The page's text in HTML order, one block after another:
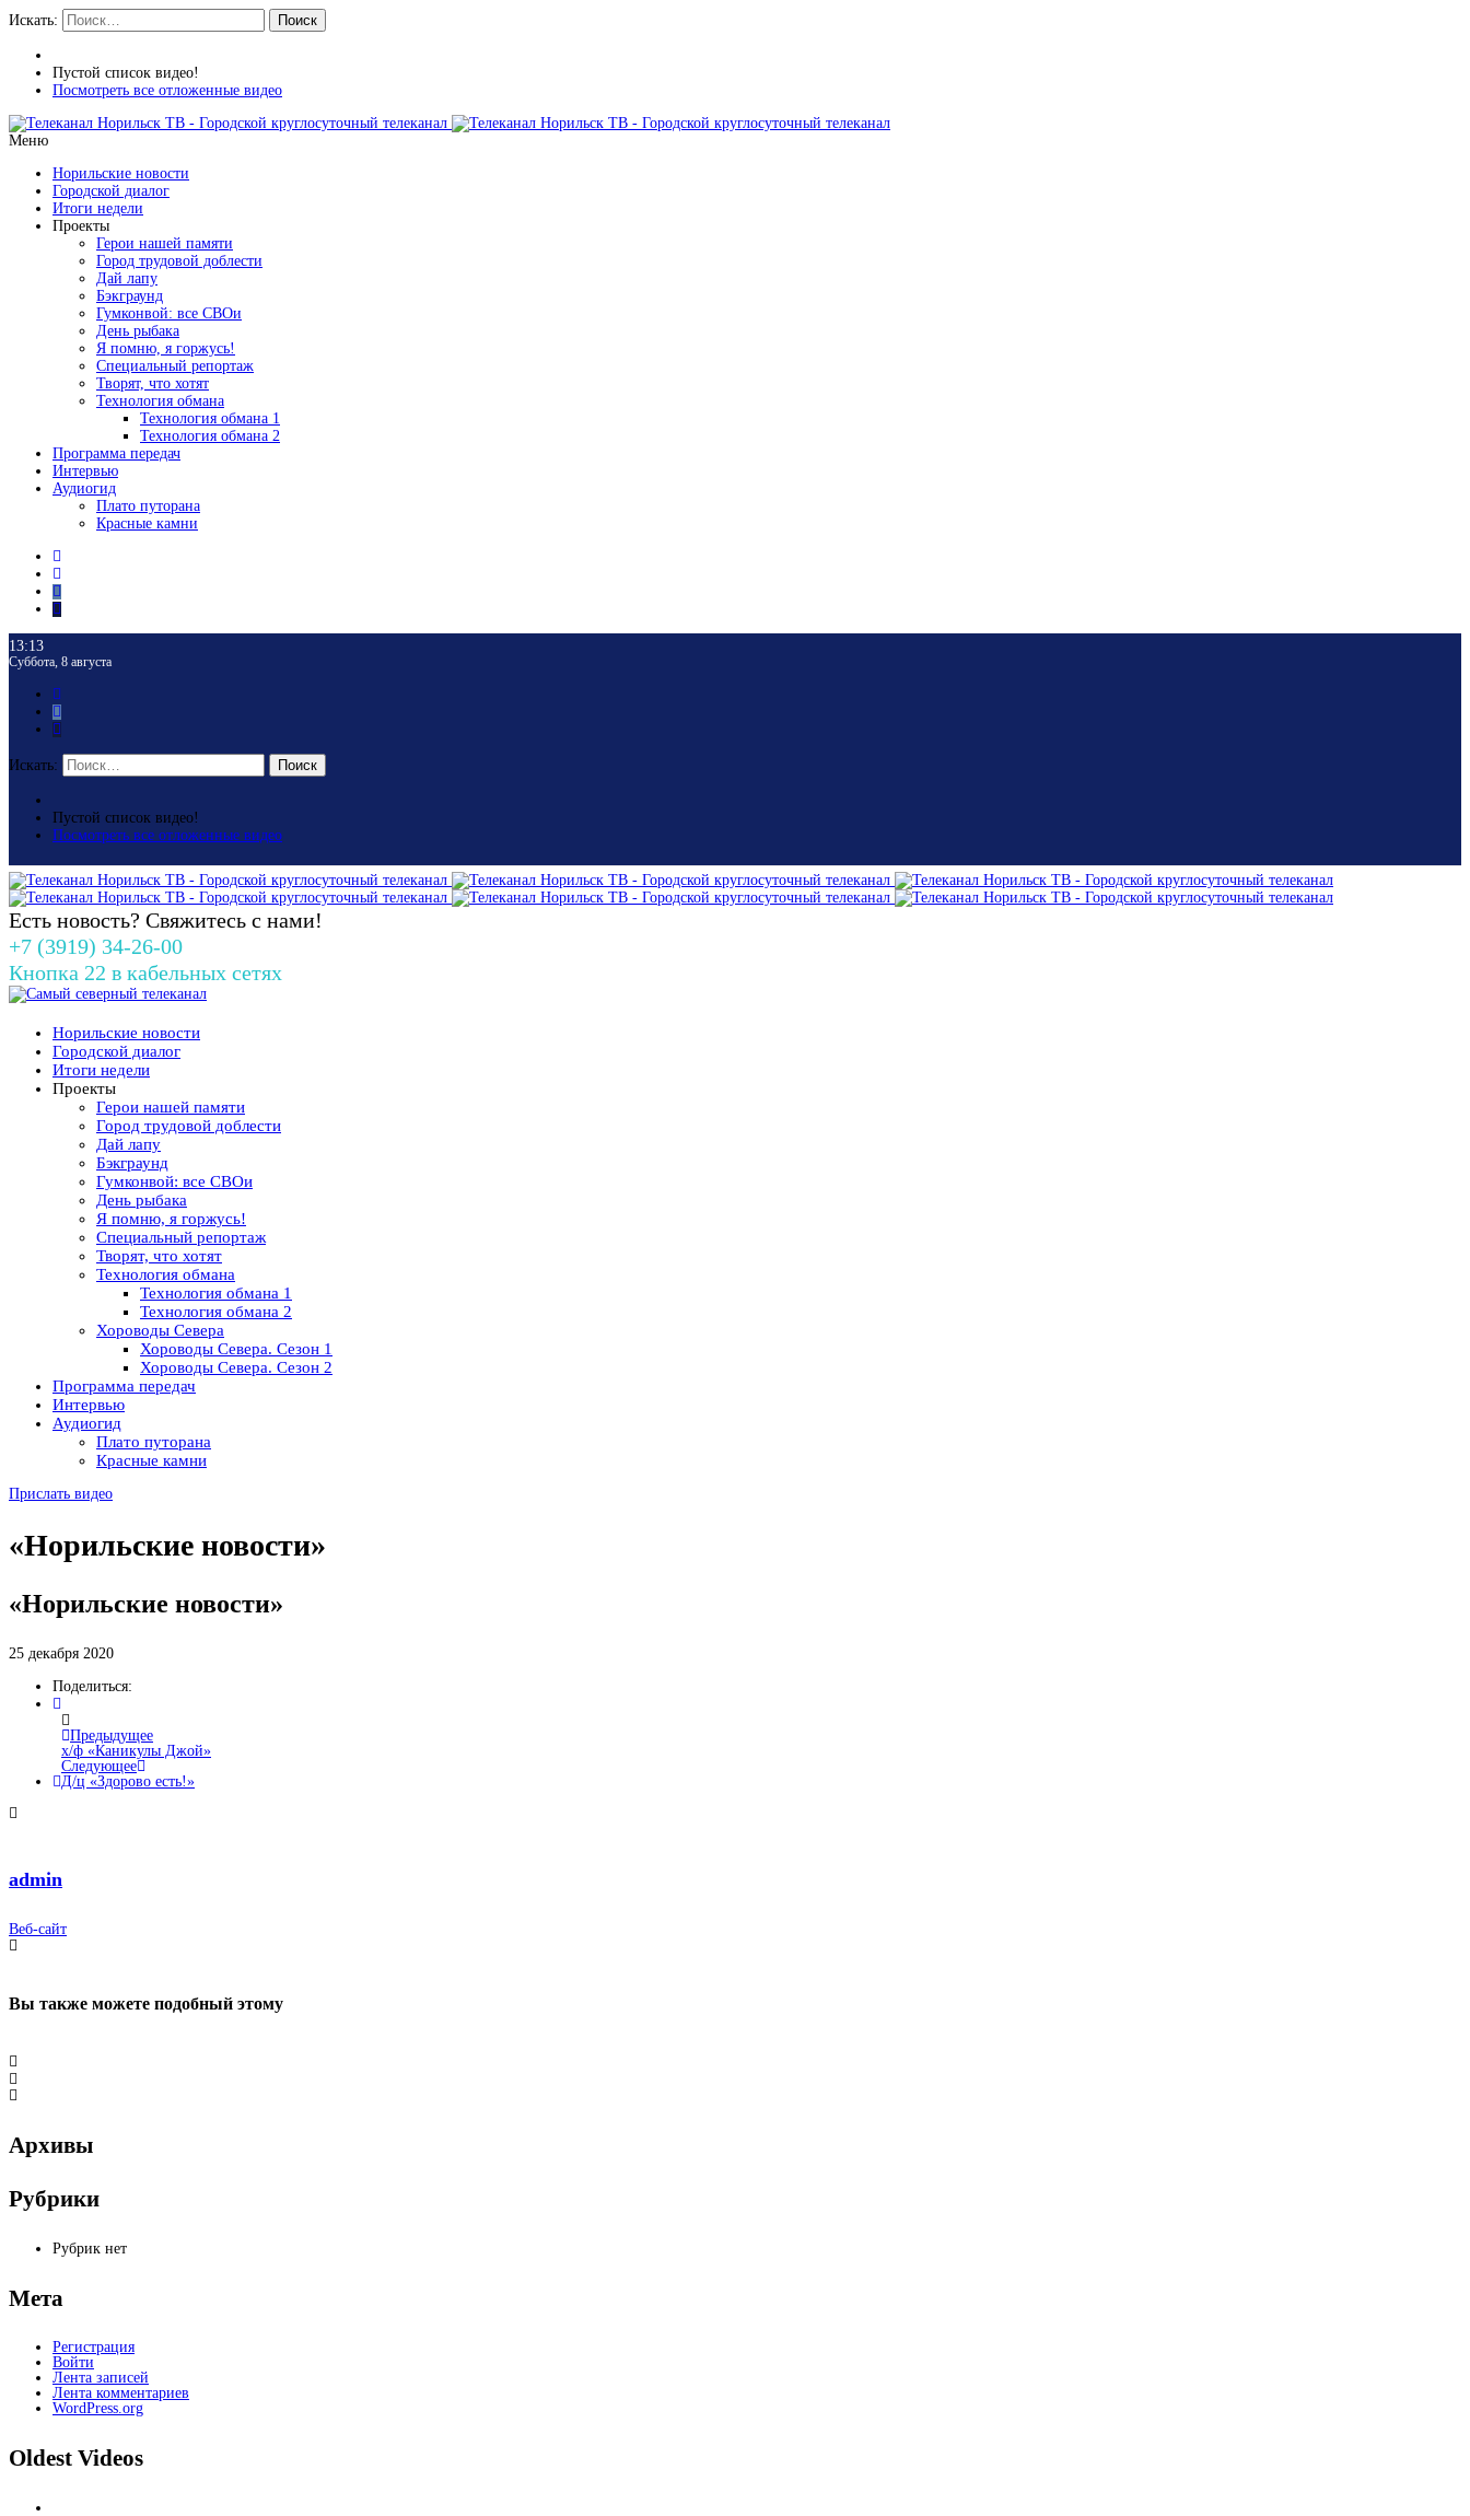
Искать: Поиск
Пустой список видео!
Посмотреть все отложенные видео
Меню
Норильские новости
Городской диалог
Итоги недели
Проекты
Герои нашей памяти
Город трудовой доблести
Дай лапу
Бэкграунд
Гумконвой: все СВОи
День рыбака
Я помню, я горжусь!
Специальный репортаж
Творят, что хотят
Технология обмана
Технология обмана 1
Технология обмана 2
Программа передач
Интервью
Аудиогид
Плато путорана
Красные камни
13:13
Суббота, 8 августа
Искать: Поиск
Пустой список видео!
Посмотреть все отложенные видео
Есть новость? Свяжитесь с нами!
+7 (3919) 34-26-00
Кнопка 22 в кабельных сетях
Норильские новости
Городской диалог
Итоги недели
Проекты
Герои нашей памяти
Город трудовой доблести
Дай лапу
Бэкграунд
Гумконвой: все СВОи
День рыбака
Я помню, я горжусь!
Специальный репортаж
Творят, что хотят
Технология обмана
Технология обмана 1
Технология обмана 2
Хороводы Севера
Хороводы Севера. Сезон 1
Хороводы Севера. Сезон 2
Программа передач
Интервью
Аудиогид
Плато путорана
Красные камни
Прислать видео
«Норильские новости»
«Норильские новости»
25 декабря 2020
Поделиться:
Предыдущее
х/ф «Каникулы Джой»
Следующее
Д/ц «Здорово есть!»
admin
Веб-сайт
Вы также можете подобный этому
Архивы
Рубрики
Рубрик нет
Мета
Регистрация
Войти
Лента записей
Лента комментариев
WordPress.org
Oldest Videos